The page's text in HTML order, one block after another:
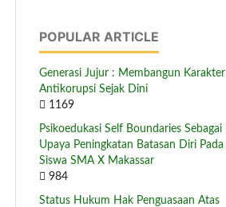
POPULAR ARTICLE
Generasi Jujur : Membangun Karakter
Antikorupsi Sejak Dini
1169
Psikoedukasi Self Boundaries Sebagai
Upaya Peningkatan Batasan Diri Pada
Siswa SMA X Makassar
984
Status Hukum Hak Penguasaan Atas